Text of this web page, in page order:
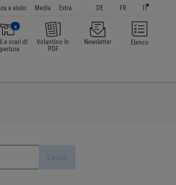
Elenco
e aiuto Media Extra DE FR IT
x
e orari di
Volantino in
PDF
Newsletter